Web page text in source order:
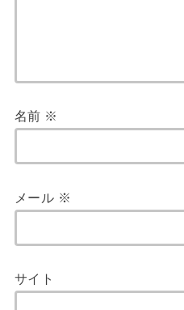
名前 ※
メール ※
サイト